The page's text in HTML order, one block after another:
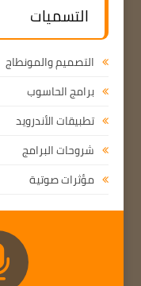
التسميات
التصميم والمونطاج
برامج الحاسوب
تطبيقات الأندرويد
شروحات البرامج
مؤثرات صوتية